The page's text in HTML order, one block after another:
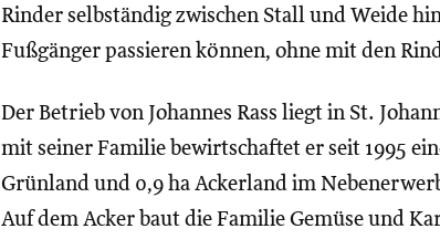
Rinder selbständig zwischen Stall und Weide
Fußgänger passieren können, ohne mit den
Der Betrieb von Johannes Rass liegt in St.
mit seiner Familie bewirtschaftet er seit 1995
Grünland und 0,9 ha Ackerland im
Auf dem Acker baut die Familie Gemüse und